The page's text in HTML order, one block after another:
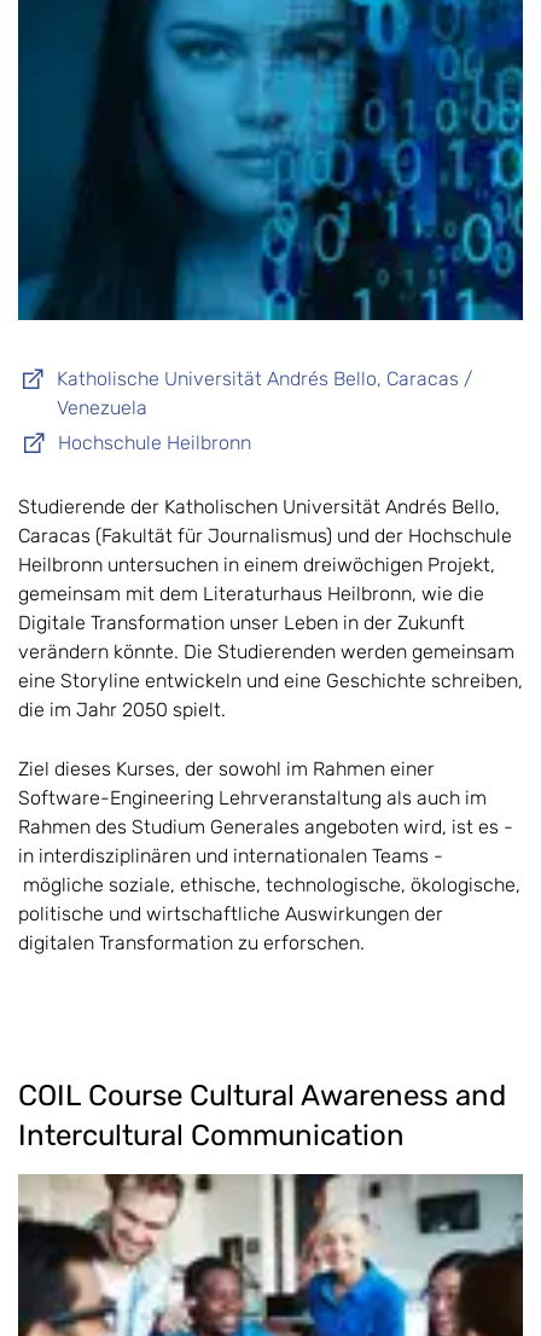
Katholische Universität Andrés Bello, Caracas /
Venezuela
Hochschule Heilbronn
Studierende der Katholischen Universität Andrés Bello,
Caracas (Fakultät für Journalismus) und der Hochschule
Heilbronn untersuchen in einem dreiwöchigen Projekt,
gemeinsam mit dem Literaturhaus Heilbronn, wie die
Digitale Transformation unser Leben in der Zukunft
verändern könnte. Die Studierenden werden gemeinsam
eine Storyline entwickeln und eine Geschichte schreiben,
die im Jahr 2050 spielt.
Ziel dieses Kurses, der sowohl im Rahmen einer
Software-Engineering Lehrveranstaltung als auch im
Rahmen des Studium Generales angeboten wird, ist es -
in interdisziplinären und internationalen Teams -
mögliche soziale, ethische, technologische, ökologische,
politische und wirtschaftliche Auswirkungen der
digitalen Transformation zu erforschen.
COIL Course Cultural Awareness and
Intercultural Communication